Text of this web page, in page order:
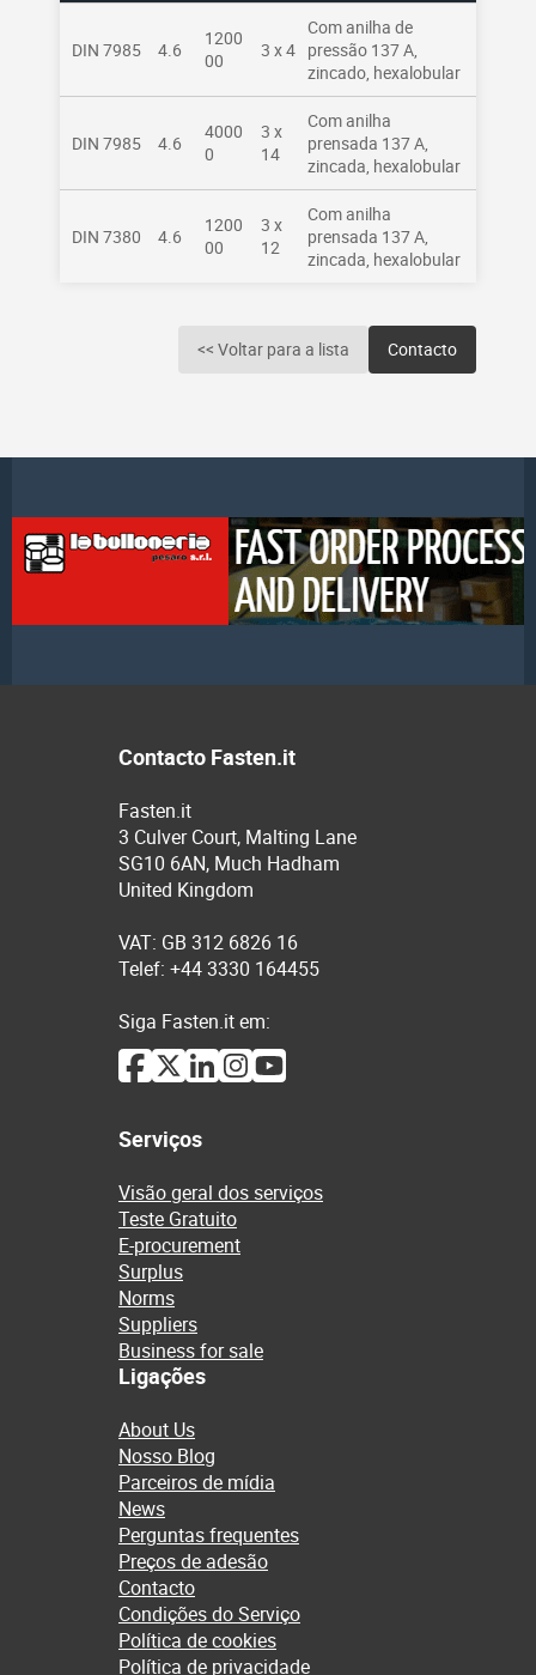
DIN 7985 4.6
1200
00
3 x 4
Com anilha de
pressão 137 A,
zincado, hexalobular
DIN 7985 4.6
4000
0
3 x
14
Com anilha
prensada 137 A,
zincada, hexalobular
DIN 7380 4.6
1200
00
3 x
12
Com anilha
prensada 137 A,
zincada, hexalobular
<< Voltar para a lista Contacto
Contacto Fasten.it
Fasten.it
3 Culver Court, Malting Lane
SG10 6AN, Much Hadham
United Kingdom
VAT: GB 312 6826 16
Telef: +44 3330 164455
Siga Fasten.it em:
Serviços
Visão geral dos serviços
Teste Gratuito
E-procurement
Surplus
Norms
Suppliers
Business for sale
Ligações
About Us
Nosso Blog
Parceiros de mídia
News
Perguntas frequentes
Preços de adesão
Contacto
Condições do Serviço
Política de cookies
Política de privacidade